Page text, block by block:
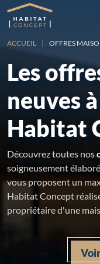
ACCUEIL OFFRES
Les
neuves
Habitat
Découvrez toutes nos
soigneusement
vous proposent un
Habitat Concept
propriétaire d'une